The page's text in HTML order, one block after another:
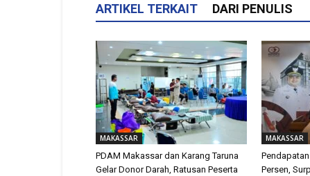
ARTIKEL TERKAIT DARI PENULIS
MAKASSAR
PDAM Makassar dan Karang Taruna
Gelar Donor Darah, Ratusan Peserta
MAKASSAR
Persen,